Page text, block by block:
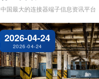
中国最大的连接器端子信息资讯平台
2026-04-24
2026-04-24